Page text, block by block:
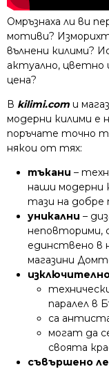
Омръзнаха ли ви
мотиви?
вълнени килими?
актуално, цветно
цена?
В kilimi.com и
модерни килими е
поръчате точно
някои от тях:
тъкани –
наши модерни
тази на добре
уникални –
неповторими,
единствено в
магазини
паралел в
са
могат да
своята
съвършено